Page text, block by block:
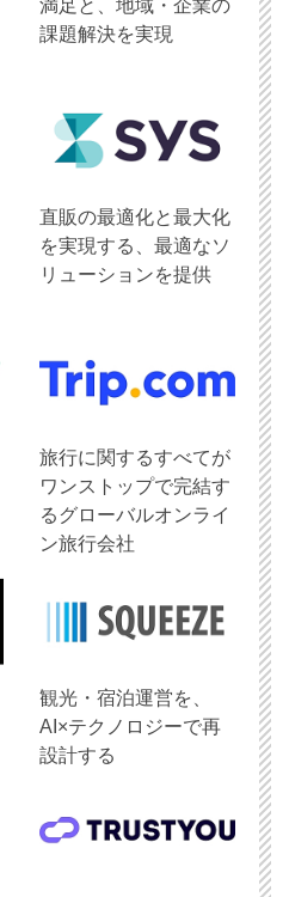
満足と、地域・企業の
課題解決を実現
直販の最適化と最大化
を実現する、最適なソ
リューションを提供
旅行に関するすべてが
ワンストップで完結す
るグローバルオンライ
ン旅行会社
観光・宿泊運営を、
AI×テクノロジーで再
設計する